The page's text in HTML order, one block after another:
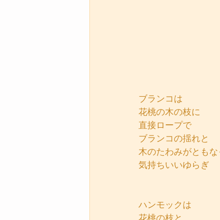
ブランコは
花桃の木の枝に
直接ロープで
ブランコの揺れと
木のたわみがとも
気持ちいいゆらぎ
ハンモックは
花桃の枝と